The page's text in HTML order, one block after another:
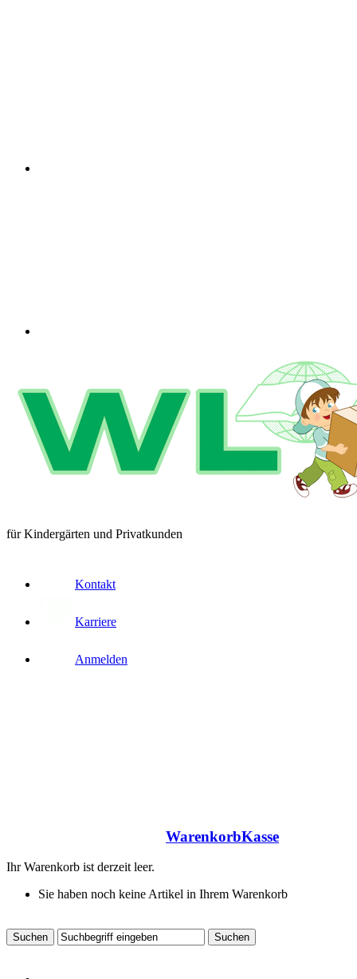
für Kindergärten und Privatkunden
Kontakt
Karriere
Anmelden
WarenkorbKasse
Ihr Warenkorb ist derzeit leer.
Sie haben noch keine Artikel in Ihrem Warenkorb